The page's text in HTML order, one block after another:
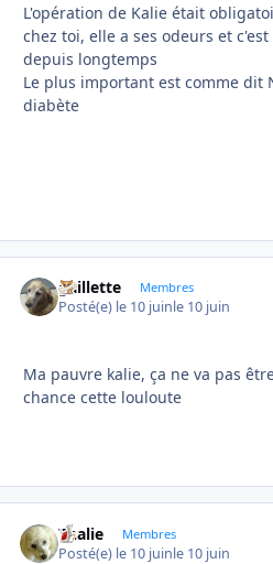
L'opération de Kalie était
chez toi, elle a ses odeurs et
depuis longtemps
Le plus important est comme dit
diabète
gaillette Membres
Posté(e) le 10 juinle 10 juin
Ma pauvre kalie, ça ne va pas
chance cette louloute
Thalie Membres
Posté(e) le 10 juinle 10 juin